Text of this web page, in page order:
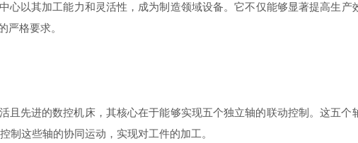
心以其加工能力和灵活性，成为制造领域设备。它不仅能够显著提高生
严格要求。
且先进的数控机床，其核心在于能够实现五个独立轴的联动控制。这五
制这些轴的协同运动，实现对工件的加工。